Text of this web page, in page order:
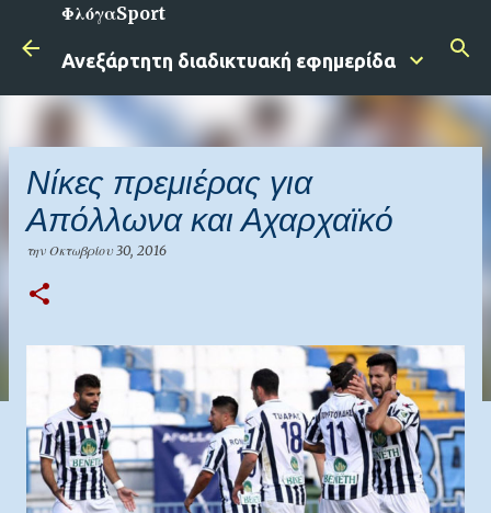
Μετάβαση στο κύριο περιεχόμενο
ΦλόγαSport
Ανεξάρτητη διαδικτυακή εφημερίδα
Νίκες πρεμιέρας για
Απόλλωνα και Αχαρχαϊκό
την Οκτωβρίου 30, 2016